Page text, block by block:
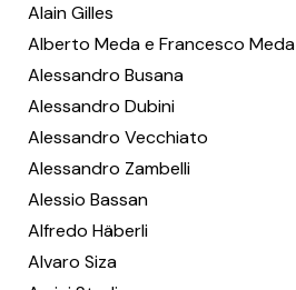
Alain Gilles
Alberto Meda e Francesco Meda
Alessandro Busana
Alessandro Dubini
Alessandro Vecchiato
Alessandro Zambelli
Alessio Bassan
Alfredo Häberli
Alvaro Siza